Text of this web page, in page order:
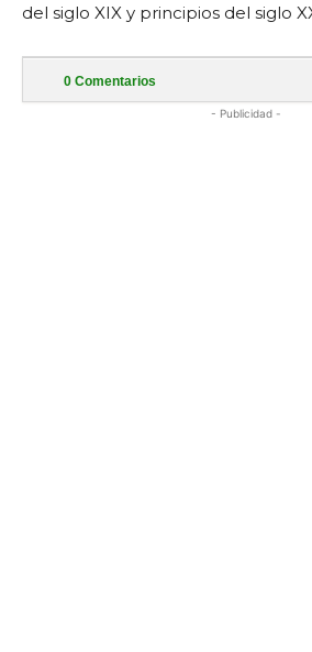
del siglo XIX y principios del siglo
0 Comentarios
- Publicidad -